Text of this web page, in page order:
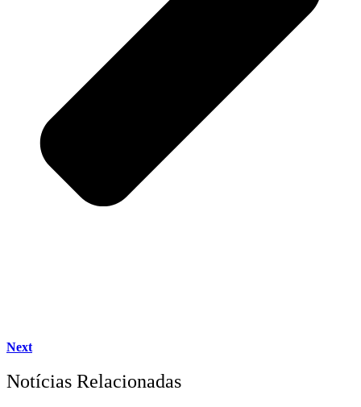
Next
Notícias Relacionadas